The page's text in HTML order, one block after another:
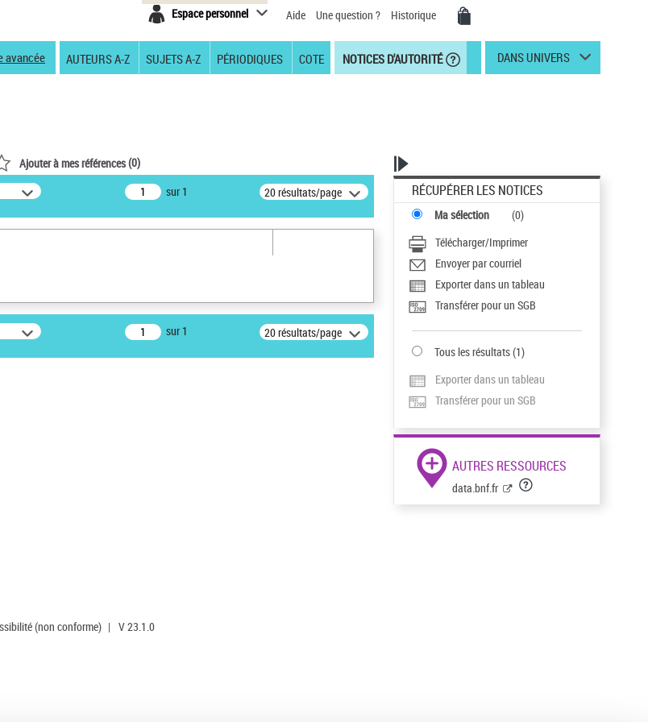
Espace personnel Aide Une question ? Historique
avancée AUTEURS A-Z SUJETS A-Z PÉRIODIQUES COTE NOTICES D'AUTORITÉ DANS UNIVERS
Ajouter à mes références(0)
sur 1 20 résultats/page
sur 1 20 résultats/page
RÉCUPÉRER LES NOTICES
Ma sélection (0)
Télécharger/Imprimer
Envoyer par courriel
Exporter dans un tableau
Transférer pour un SGB
Tous les résultats(1)
Exporter dans un tableau
Transférer pour un SGB
AUTRES RESSOURCES
data.bnf.fr
(non conforme) | V 23.1.0